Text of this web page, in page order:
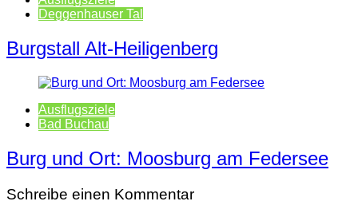
Deggenhauser Tal
Burgstall Alt-Heiligenberg
Ausflugsziele
Bad Buchau
Burg und Ort: Moosburg am Federsee
Schreibe einen Kommentar